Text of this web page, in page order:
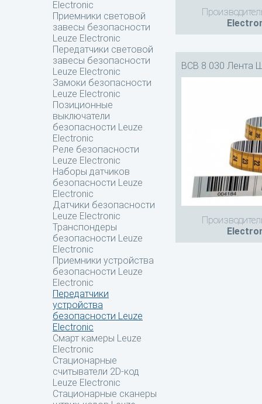
Electronic
Приемники световой
завесы безопасности
Leuze Electronic
Передатчики световой
завесы безопасности
Leuze Electronic
Замоки безопасности
Leuze Electronic
Позиционные
выключатели
безопасности Leuze
Electronic
Реле безопасности
Leuze Electronic
Наборы датчиков
безопасности Leuze
Electronic
Датчики безопасности
Leuze Electronic
Транспондеры
безопасности Leuze
Electronic
Приемники устройства
безопасности Leuze
Electronic
Передатчики
устройства
безопасности Leuze
Electronic
Смарт камеры Leuze
Electronic
Стационарные
считыватели 2D-код
Leuze Electronic
Стационарные сканеры
BCB 8 030 Лента